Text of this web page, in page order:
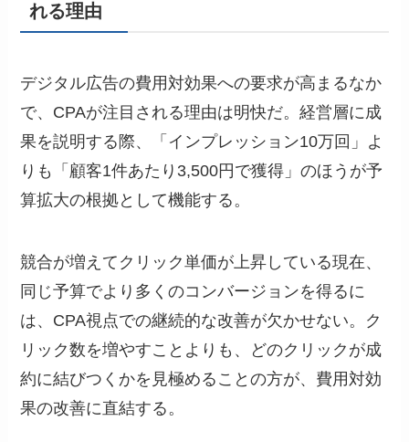
れる理由
デジタル広告の費用対効果への要求が高まるなか
で、CPAが注目される理由は明快だ。経営層に成
果を説明する際、「インプレッション10万回」よ
りも「顧客1件あたり3,500円で獲得」のほうが予
算拡大の根拠として機能する。
競合が増えてクリック単価が上昇している現在、
同じ予算でより多くのコンバージョンを得るに
は、CPA視点での継続的な改善が欠かせない。ク
リック数を増やすことよりも、どのクリックが成
約に結びつくかを見極めることの方が、費用対効
果の改善に直結する。